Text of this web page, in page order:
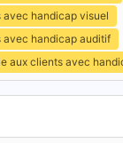
avec handicap visuel
avec handicap auditif
aux clients avec